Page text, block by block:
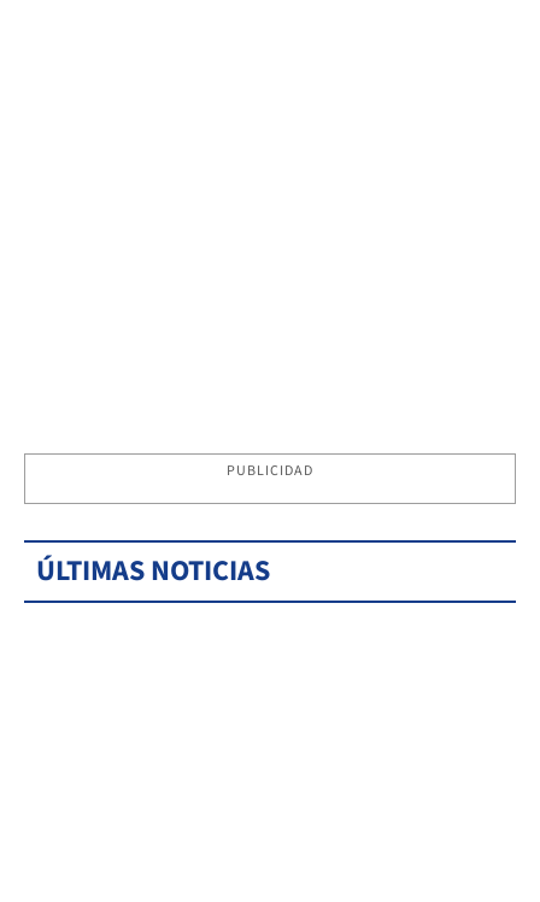
PUBLICIDAD
ÚLTIMAS NOTICIAS